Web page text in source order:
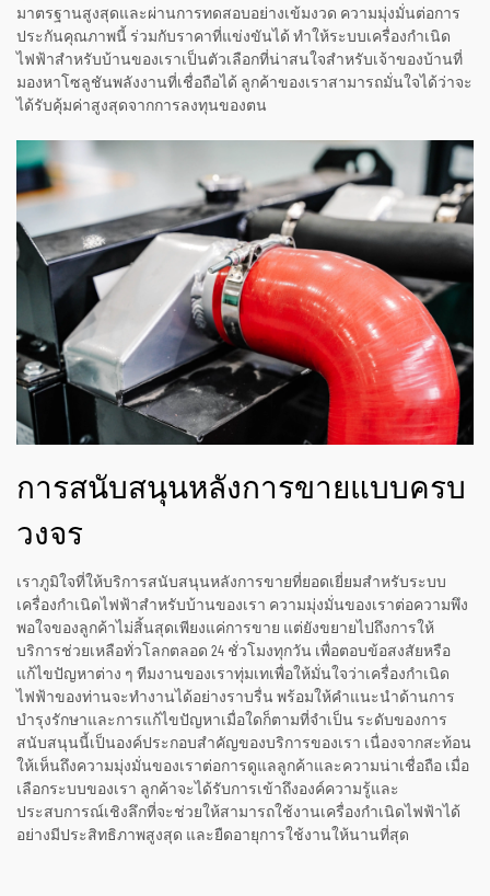
มาตรฐานสูงสุดและผ่านการทดสอบอย่างเข้มงวด ความมุ่งมั่นต่อการ
ประกันคุณภาพนี้ ร่วมกับราคาที่แข่งขันได้ ทำให้ระบบเครื่องกำเนิด
ไฟฟ้าสำหรับบ้านของเราเป็นตัวเลือกที่น่าสนใจสำหรับเจ้าของบ้านที่
มองหาโซลูชันพลังงานที่เชื่อถือได้ ลูกค้าของเราสามารถมั่นใจได้ว่าจะ
ได้รับคุ้มค่าสูงสุดจากการลงทุนของตน
การสนับสนุนหลังการขายแบบครบ
วงจร
เราภูมิใจที่ให้บริการสนับสนุนหลังการขายที่ยอดเยี่ยมสำหรับระบบ
เครื่องกำเนิดไฟฟ้าสำหรับบ้านของเรา ความมุ่งมั่นของเราต่อความพึง
พอใจของลูกค้าไม่สิ้นสุดเพียงแค่การขาย แต่ยังขยายไปถึงการให้
บริการช่วยเหลือทั่วโลกตลอด 24 ชั่วโมงทุกวัน เพื่อตอบข้อสงสัยหรือ
แก้ไขปัญหาต่าง ๆ ทีมงานของเราทุ่มเทเพื่อให้มั่นใจว่าเครื่องกำเนิด
ไฟฟ้าของท่านจะทำงานได้อย่างราบรื่น พร้อมให้คำแนะนำด้านการ
บำรุงรักษาและการแก้ไขปัญหาเมื่อใดก็ตามที่จำเป็น ระดับของการ
สนับสนุนนี้เป็นองค์ประกอบสำคัญของบริการของเรา เนื่องจากสะท้อน
ให้เห็นถึงความมุ่งมั่นของเราต่อการดูแลลูกค้าและความน่าเชื่อถือ เมื่อ
เลือกระบบของเรา ลูกค้าจะได้รับการเข้าถึงองค์ความรู้และ
ประสบการณ์เชิงลึกที่จะช่วยให้สามารถใช้งานเครื่องกำเนิดไฟฟ้าได้
อย่างมีประสิทธิภาพสูงสุด และยืดอายุการใช้งานให้นานที่สุด